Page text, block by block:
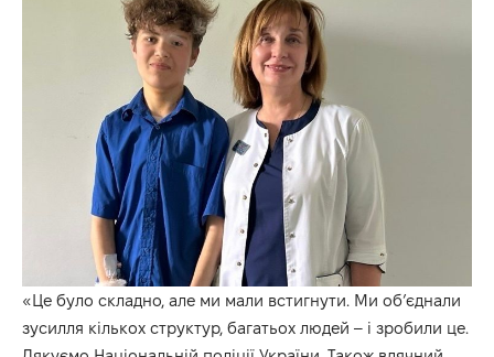
«Це було складно, але ми мали встигнути. Ми об’єднали
зусилля кількох структур, багатьох людей – і зробили це.